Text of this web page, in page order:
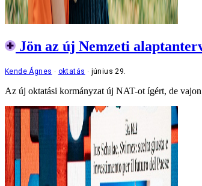
Jön az új Nemzeti
Kende Ágnes oktatás június 29.
Az új oktatási kormányzat új NAT-ot ígért, de